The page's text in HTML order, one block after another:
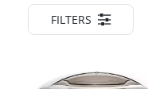
FILTERS